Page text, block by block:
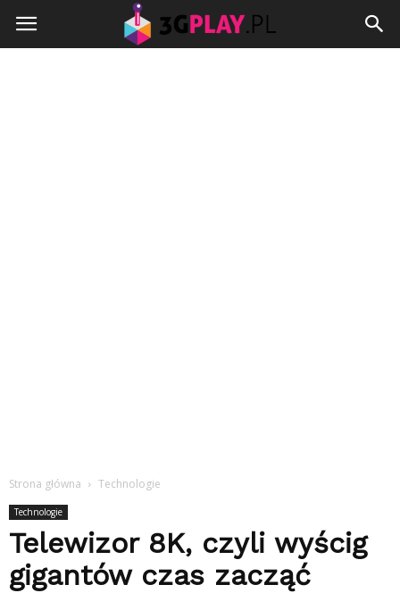
3gplay.pl
Strona główna Technologie
Technologie
Telewizor 8K, czyli wyścig
gigantów czas zacząć